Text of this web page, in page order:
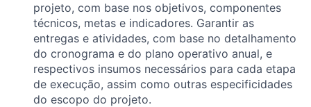
projeto, com base nos objetivos, componentes
técnicos, metas e indicadores. Garantir as
entregas e atividades, com base no detalhamento
do cronograma e do plano operativo anual, e
respectivos insumos necessários para cada etapa
de execução, assim como outras especificidades
do escopo do projeto.